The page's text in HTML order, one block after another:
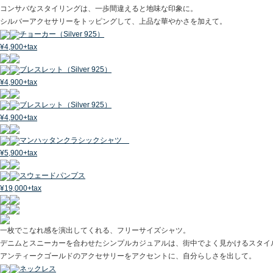
コンサバなスタイリングは、一歩間違えると地味な印象に。
シルバーアクセサリーをトッピングして、上品な華やかさを加えて。
チョーカー（Silver 925）
¥4,900+tax
ブレスレット（Silver 925）
¥4,900+tax
ブレスレット（Silver 925）
¥4,900+tax
マンハッタンクラシックシャツ
¥5,900+tax
スウェードパンプス
¥19,000+tax
一枚でこなれ感を演出してくれる、フリーサイズシャツ。
デニムとスニーカーを合わせたシンプルカジュアルは、街中でよく見かけるスタイ
アンティークゴールドのアクセサリーをアクセントに、自分らしさを出して。
ネックレス